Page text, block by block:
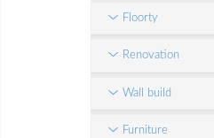
Floorty
Renovation
Wall build
Furniture